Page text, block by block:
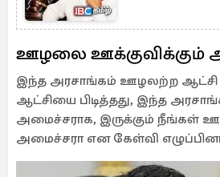
ஊழலை ஊக்குவிக்கும்
இந்த அரசாங்கம் ஊழலற்ற ஆட்சி
ஆட்சியை பிடித்தது, இந்த
அமைச்சராக, இருக்கும் நீங்கள்
அமைச்சரா என கேள்வி